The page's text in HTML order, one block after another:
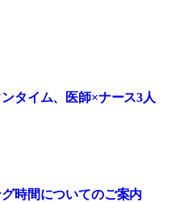
タイム、医師×ナース3人
時間についてのご案内